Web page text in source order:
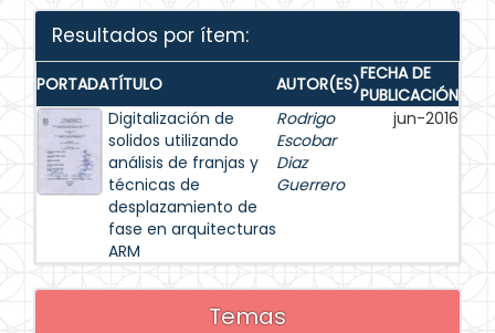
Resultados por ítem:
PORTADATÍTULO AUTOR(ES)FECHA DE
PUBLICACIÓN
Digitalización de
solidos utilizando
análisis de franjas y
técnicas de
desplazamiento de
fase en arquitecturas
ARM
Rodrigo
Escobar
Diaz
Guerrero
jun-2016
Temas